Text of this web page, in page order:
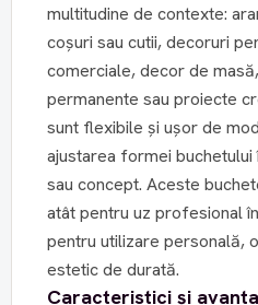
multitudine de contexte:
coșuri sau cutii, decoruri
comerciale, decor de
permanente sau proiecte
sunt flexibile și ușor de
ajustarea formei
sau concept. Aceste
atât pentru uz profesional
pentru utilizare personală,
estetic de durată.
Caracteristici și